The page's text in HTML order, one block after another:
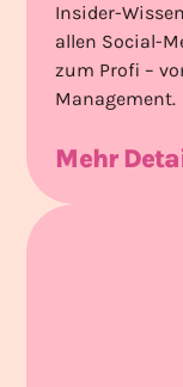
Insider-
allen Social-
zum Profi –
Management.
Mehr